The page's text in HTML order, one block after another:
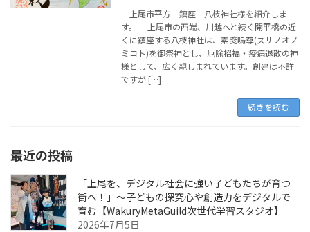
上尾市平方 鎮座 八枝神社様を紹介しま
す。 上尾市の西端、川越へと続く開平橋の近
くに鎮座する八枝神社は、素戔嗚尊(スサノオノ
ミコト)を御祭神とし、厄除招福・疫病退散の神
様として、広く親しまれています。創建は不詳
ですが […]
続きを読む
最近の投稿
「上尾を、デジタル社会に強い子どもたちが育つ
街へ！」〜子どもの探究心や創造力をデジタルで
育む【WakuryMetaGuild次世代学習スタジオ】
2026年7月5日